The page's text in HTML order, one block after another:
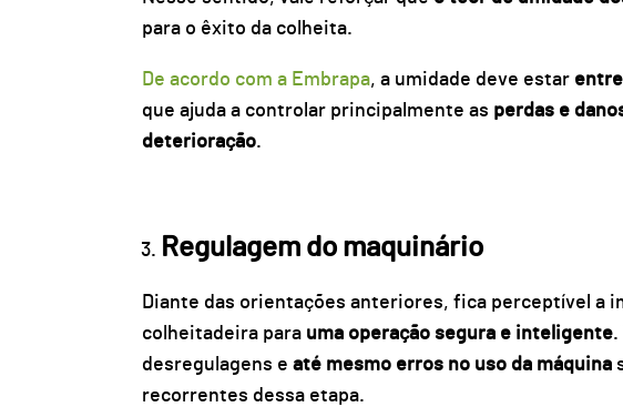
para o êxito da colheita.
De acordo com a Embrapa, a umidade deve estar entre
que ajuda a controlar principalmente as perdas e
deterioração.
Regulagem do maquinário
Diante das orientações anteriores, fica perceptível a
colheitadeira para uma operação segura e inteligente.
desregulagens e até mesmo erros no uso da máquina
recorrentes dessa etapa.